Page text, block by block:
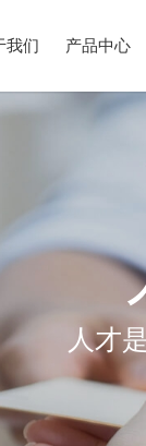
我们 产品中心
人才